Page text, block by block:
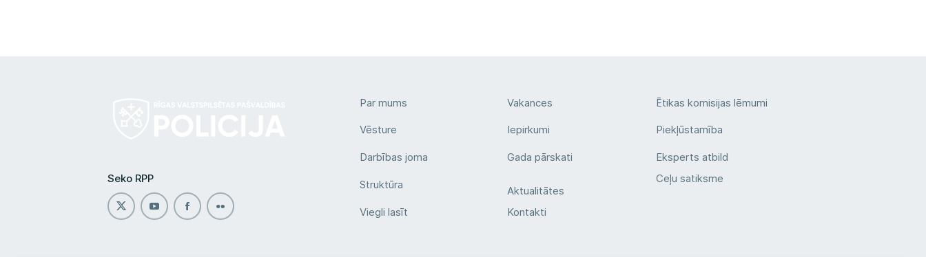
Seko RPP
Par mums
Vēsture
Darbības joma
Struktūra
Viegli lasīt
Vakances
Iepirkumi
Gada pārskati
Aktualitātes
Kontakti
Ētikas komisijas lēmumi
Piekļūstamība
Eksperts atbild
Ceļu satiksme